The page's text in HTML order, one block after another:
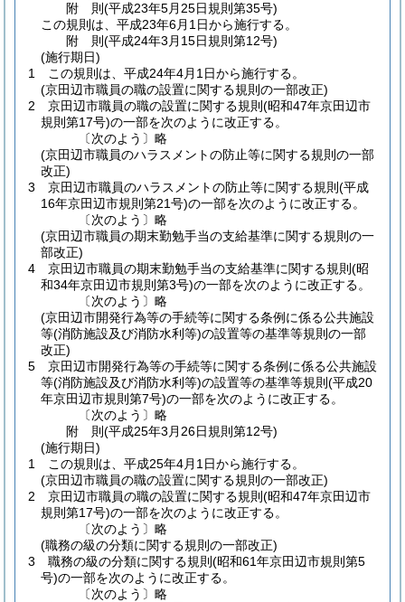
附 則(平成23年5月25日規則第35号)
この規則は、平成23年6月1日から施行する。
附 則(平成24年3月15日規則第12号)
(施行期日)
1
この規則は、平成24年4月1日から施行する。
(京田辺市職員の職の設置に関する規則の一部改正)
2
京田辺市職員の職の設置に関する規則 (昭和47年京田辺市
規則第17号)の一部を次のように改正する。
〔次のよう〕略
(京田辺市職員のハラスメントの防止等に関する規則の一部
改正)
3
京田辺市職員のハラスメントの防止等に関する規則 (平成
16年京田辺市規則第21号)の一部を次のように改正する。
〔次のよう〕略
(京田辺市職員の期末勤勉手当の支給基準に関する規則の一
部改正)
4
京田辺市職員の期末勤勉手当の支給基準に関する規則 (昭
和34年京田辺市規則第3号)の一部を次のように改正する。
〔次のよう〕略
(京田辺市開発行為等の手続等に関する条例に係る公共施設
等(消防施設及び消防水利等)の設置等の基準等規則の一部
改正)
5
京田辺市開発行為等の手続等に関する条例に係る公共施設
等(消防施設及び消防水利等)の設置等の基準等規則 (平成20
年京田辺市規則第7号)の一部を次のように改正する。
〔次のよう〕略
附 則(平成25年3月26日規則第12号)
(施行期日)
1
この規則は、平成25年4月1日から施行する。
(京田辺市職員の職の設置に関する規則の一部改正)
2
京田辺市職員の職の設置に関する規則 (昭和47年京田辺市
規則第17号)の一部を次のように改正する。
〔次のよう〕略
(職務の級の分類に関する規則の一部改正)
3
職務の級の分類に関する規則 (昭和61年京田辺市規則第5
号)の一部を次のように改正する。
〔次のよう〕略